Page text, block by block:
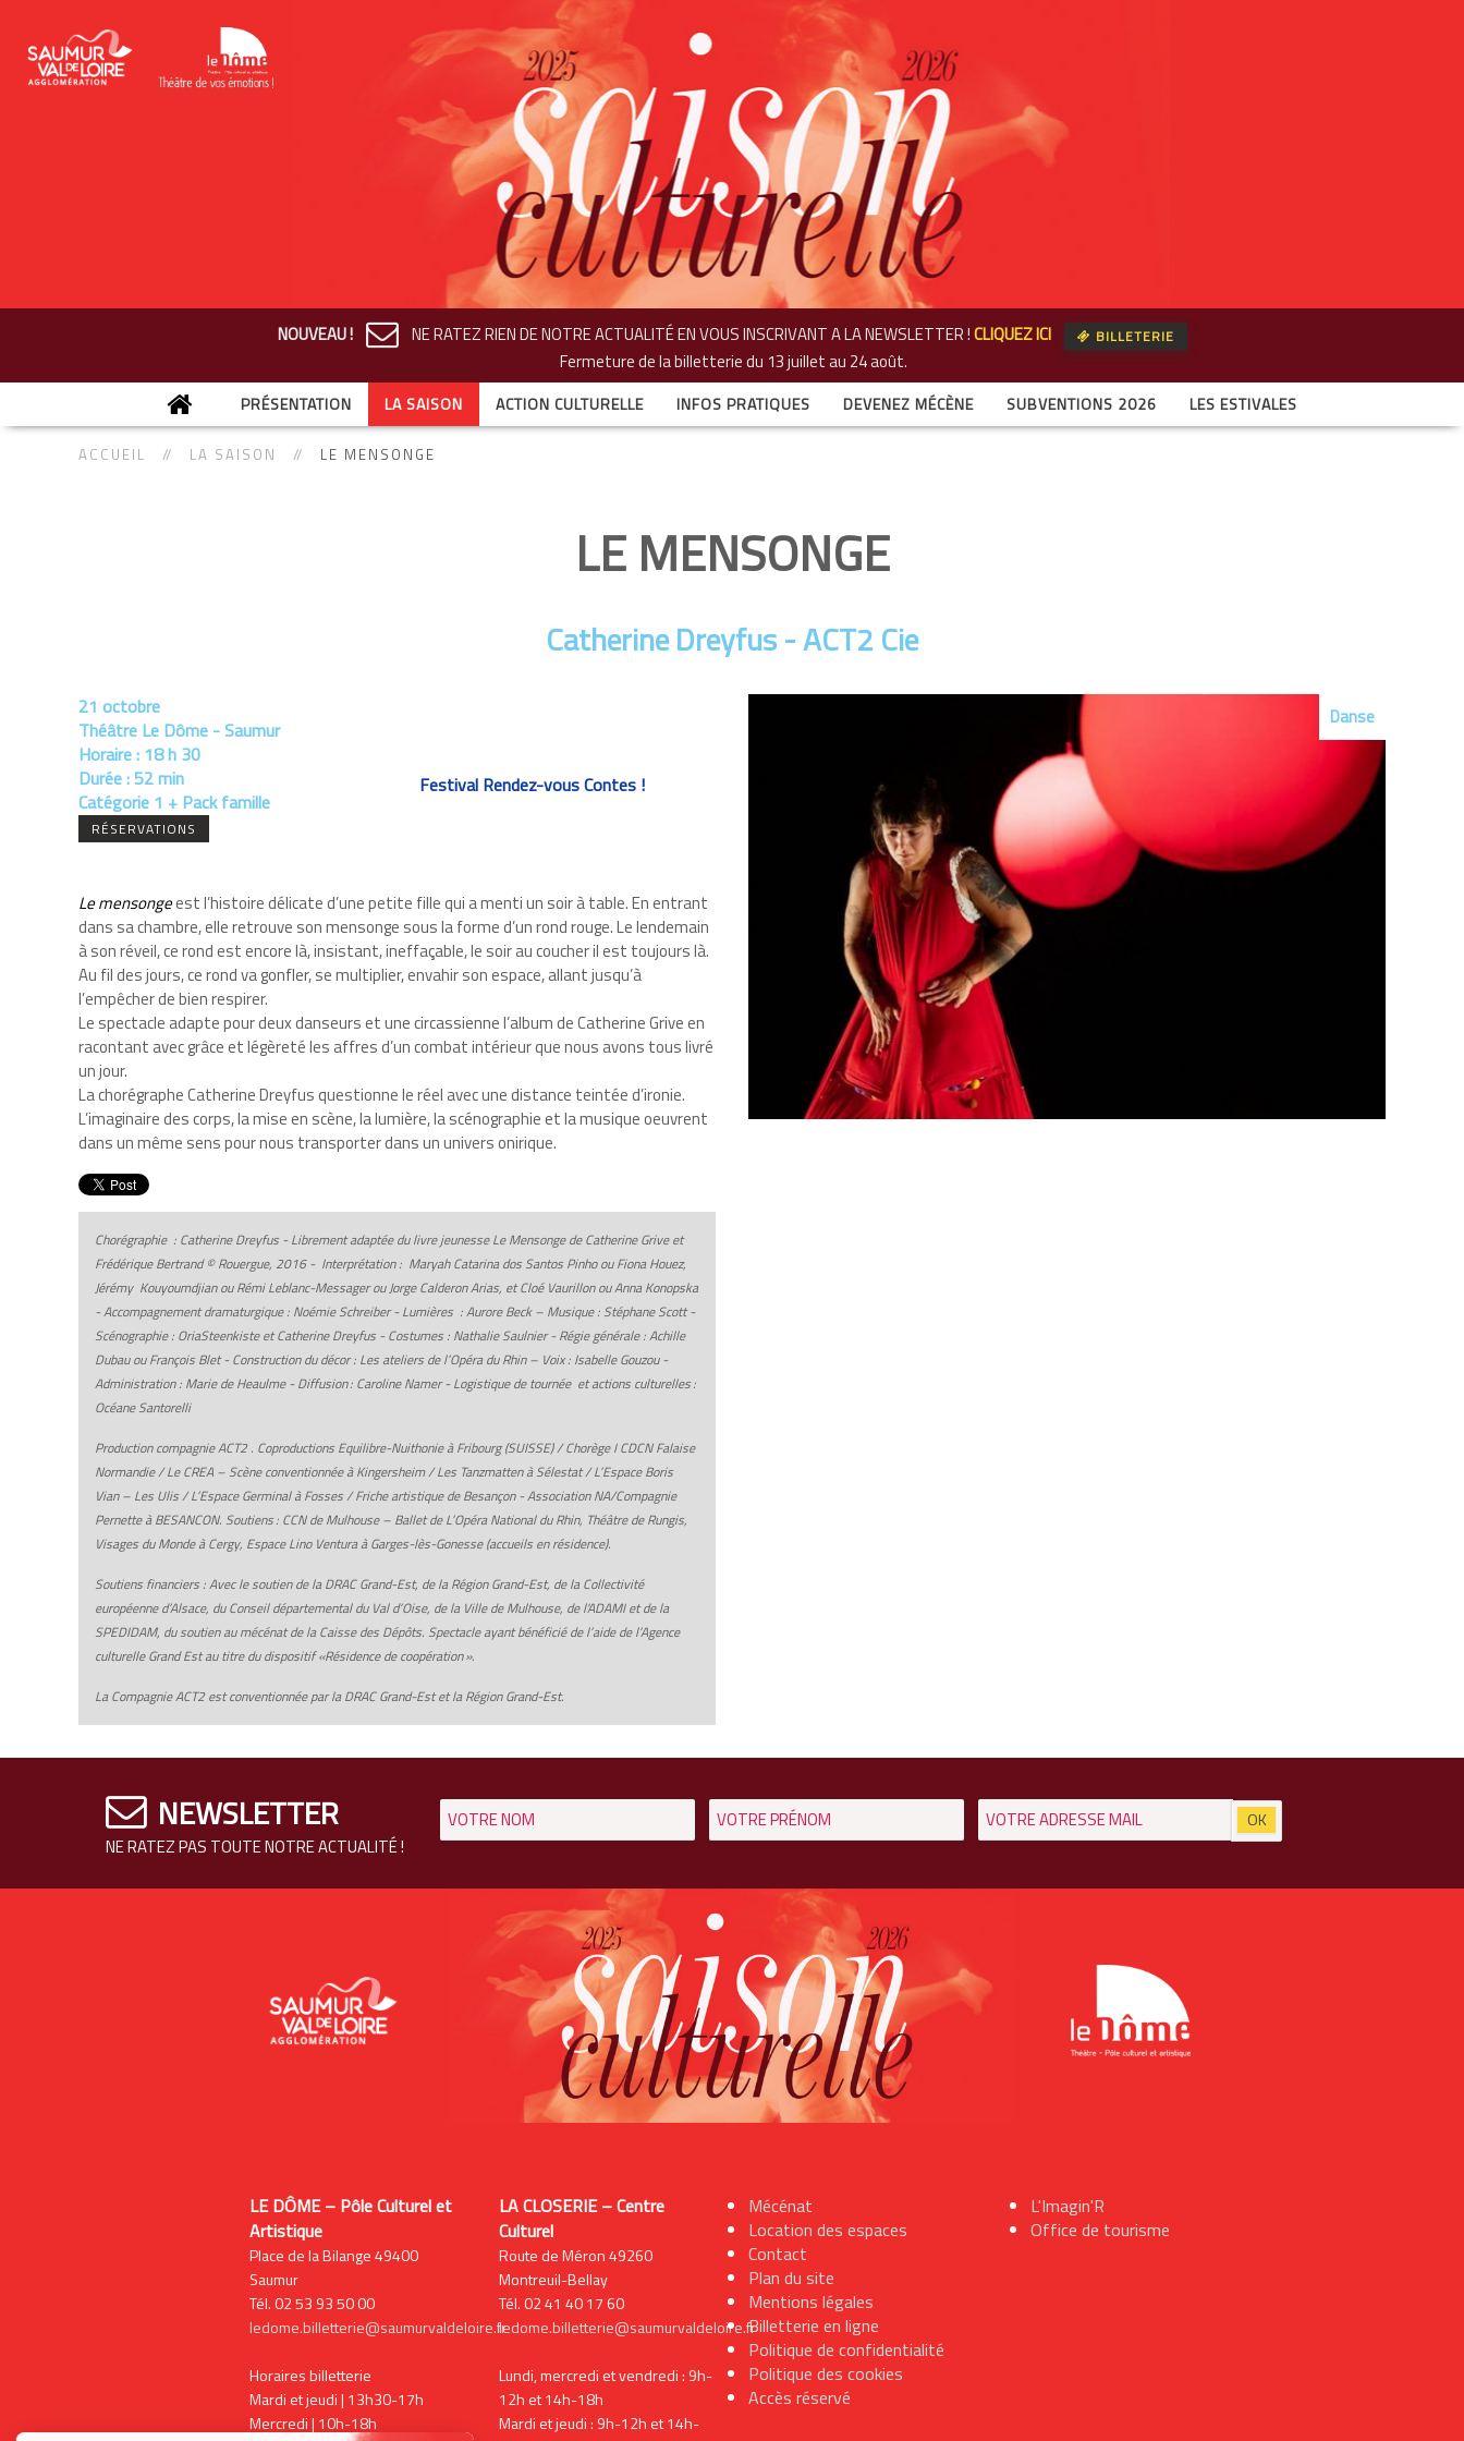
NOUVEAU ! NE RATEZ RIEN DE NOTRE ACTUALITÉ EN VOUS INSCRIVANT A LA NEWSLETTER !CLIQUEZ ICI BILLETERIE
Fermeture de la billetteriedu 13 juillet au 24 août.
PRÉSENTATION LA SAISON ACTION CULTURELLE INFOS PRATIQUES DEVENEZ MÉCÈNE SUBVENTIONS 2026 LES ESTIVALES
ACCUEIL LA SAISON LE MENSONGE
LE MENSONGE
Catherine Dreyfus - ACT2 Cie
21 octobre
Théâtre Le Dôme - Saumur
Horaire : 18 h 30
Durée :52 min
Catégorie 1 + Pack famille
RÉSERVATIONS
Festival Rendez-vous Contes !
Le mensongeest l’histoire délicate d’une petite fille qui a menti un soir à table. En entrant
dans sa chambre, elle retrouve son mensonge sous la forme d’un rond rouge. Le lendemain
à son réveil, ce rond est encore là, insistant, ineffaçable, le soir au coucher il est toujours là.
Au fil des jours, ce rond va gonfler, se multiplier, envahir son espace, allant jusqu’à
l’empêcher de bien respirer.
Le spectacle adapte pour deux danseurs et une circassienne l’album de Catherine Grive en
racontant avec grâce et légèreté les affres d’un combat intérieur que nous avons tous livré
un jour.
La chorégraphe Catherine Dreyfus questionne le réel avec une distance teintée d’ironie.
L’imaginaire des corps, la mise en scène, la lumière, la scénographie et la musique oeuvrent
dans un même sens pour nous transporter dans un univers onirique.
Chorégraphie : Catherine Dreyfus - Librement adaptée du livre jeunesse Le Mensonge de Catherine Grive et
Frédérique Bertrand © Rouergue, 2016 - Interprétation : Maryah Catarina dos Santos Pinho ou Fiona Houez,
Jérémy Kouyoumdjian ou Rémi Leblanc-Messager ou Jorge Calderon Arias, et Cloé Vaurillon ou Anna Konopska
- Accompagnement dramaturgique : Noémie Schreiber - Lumières : Aurore Beck – Musique : Stéphane Scott -
Scénographie : OriaSteenkiste et Catherine Dreyfus - Costumes : Nathalie Saulnier - Régie générale : Achille
Dubau ou François Blet - Construction du décor : Les ateliers de l’Opéra du Rhin – Voix : Isabelle Gouzou -
Administration : Marie de Heaulme - Diffusion : Caroline Namer - Logistique de tournée et actions culturelles :
Océane Santorelli
Production compagnie ACT2 . Coproductions Equilibre-Nuithonie à Fribourg (SUISSE) / Chorège I CDCN Falaise
Normandie / Le CREA – Scène conventionnée à Kingersheim / Les Tanzmatten à Sélestat / L’Espace Boris
Vian – Les Ulis / L’Espace Germinal à Fosses / Friche artistique de Besançon - Association NA/Compagnie
Pernette à BESANCON. Soutiens : CCN de Mulhouse – Ballet de L’Opéra National du Rhin, Théâtre de Rungis,
Visages du Monde à Cergy, Espace Lino Ventura à Garges-lès-Gonesse (accueils en résidence).
Soutiens financiers : Avec le soutien de la DRAC Grand-Est, de la Région Grand-Est, de la Collectivité
européenne d’Alsace, du Conseil départemental du Val d’Oise, de la Ville de Mulhouse, de l'ADAMI et de la
SPEDIDAM, du soutien au mécénat de la Caisse des Dépôts. Spectacle ayant bénéficié de l’aide de l’Agence
culturelle Grand Est au titre du dispositif «Résidence de coopération ».
La Compagnie ACT2 est conventionnée par la DRAC Grand-Est et la Région Grand-Est.
Danse
NEWSLETTER
NE RATEZ PAS TOUTE NOTRE ACTUALITÉ !
LE DÔME – Pôle Culturel et
Artistique
Place de la Bilange 49400
Saumur
Tél. 02 53 93 50 00
ledome.billetterie@saumurvaldeloire.fr
Horaires billetterie
Mardi et jeudi | 13h30-17h
Mercredi | 10h-18h
LA CLOSERIE – Centre
Culturel
Route de Méron 49260
Montreuil-Bellay
Tél. 02 41 40 17 60
ledome.billetterie@saumurvaldeloire.fr
Lundi, mercredi et vendredi : 9h-
12h et 14h-18h
Mardi et jeudi : 9h-12h et 14h-
Mécénat
Location des espaces
Contact
Plan du site
Mentions légales
Billetterie en ligne
Politique de confidentialité
Politique des cookies
Accès réservé
L'Imagin'R
Office de tourisme